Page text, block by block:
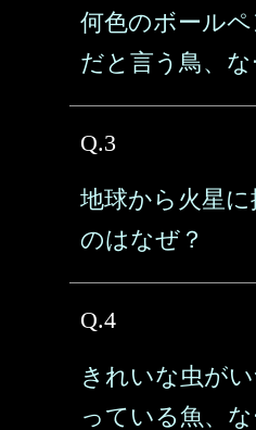
何色のボール
だと言う鳥、な
Q.3
地球から火星
のはなぜ？
Q.4
きれいな虫が
っている魚、な